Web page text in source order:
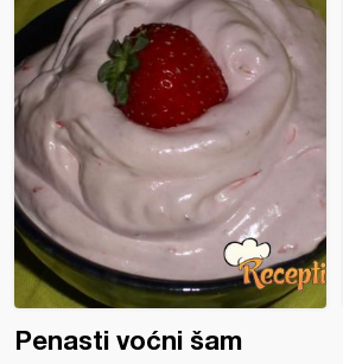
Penasti voćni šam